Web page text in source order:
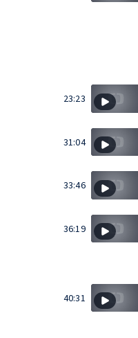
23:23
31:04
33:46
36:19
40:31